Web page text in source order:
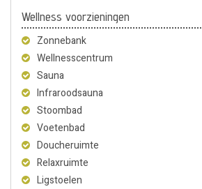
Wellness voorzieningen
Zonnebank
Wellnesscentrum
Sauna
Infraroodsauna
Stoombad
Voetenbad
Doucheruimte
Relaxruimte
Ligstoelen